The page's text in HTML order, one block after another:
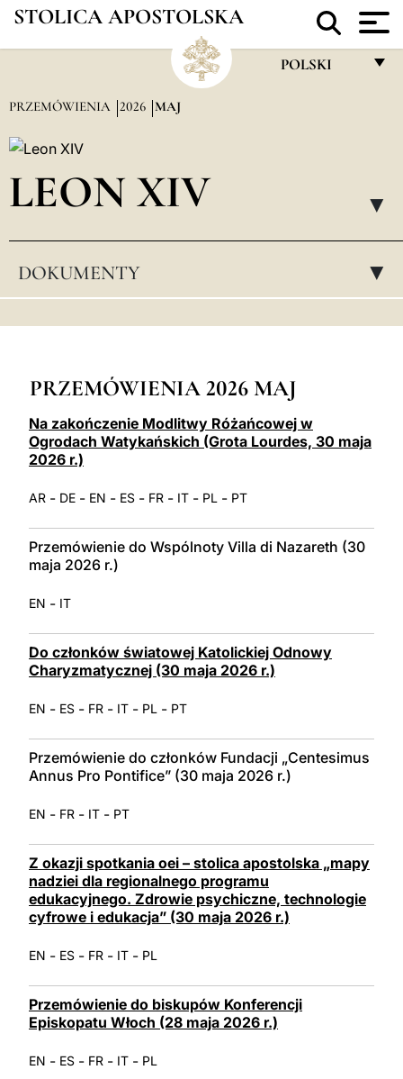
STOLICA APOSTOLSKA
POLSKI
ESPAÑOL
中文
LATINE
PRZEMÓWIENIA 2026 MAJ
LEON XIV ▸
DOKUMENTY ▸
PRZEMÓWIENIA 2026 MAJ
Na zakończenie Modlitwy Różańcowej w
Ogrodach Watykańskich (Grota Lourdes, 30 maja
2026 r.)
AR - DE - EN - ES - FR - IT - PL - PT
Przemówienie do Wspólnoty Villa di Nazareth (30
maja 2026 r.)
EN - IT
Do członków światowej Katolickiej Odnowy
Charyzmatycznej (30 maja 2026 r.)
EN - ES - FR - IT - PL - PT
Przemówienie do członków Fundacji „Centesimus
Annus Pro Pontifice” (30 maja 2026 r.)
EN - FR - IT - PT
Z okazji spotkania oei – stolica apostolska „mapy
nadziei dla regionalnego programu
edukacyjnego. Zdrowie psychiczne, technologie
cyfrowe i edukacja” (30 maja 2026 r.)
EN - ES - FR - IT - PL
Przemówienie do biskupów Konferencji
Episkopatu Włoch (28 maja 2026 r.)
EN - ES - FR - IT - PL